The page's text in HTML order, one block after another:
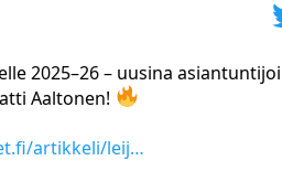
2025–26 – uusina
Aaltonen!
artikkeli/leij…